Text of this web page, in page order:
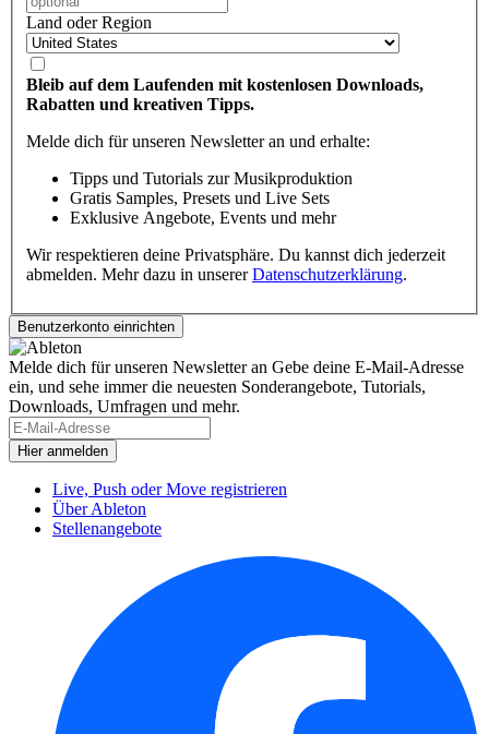
Land oder Region
Bleib auf dem Laufenden mit kostenlosen Downloads,
Rabatten und kreativen Tipps.
Melde dich für unseren Newsletter an und erhalte:
Tipps und Tutorials zur Musikproduktion
Gratis Samples, Presets und Live Sets
Exklusive Angebote, Events und mehr
Wir respektieren deine Privatsphäre. Du kannst dich jederzeit
abmelden. Mehr dazu in unsererDatenschutzerklärung.
Melde dich für unseren Newsletter an Gebe deine E-Mail-Adresse
ein, und sehe immer die neuesten Sonderangebote, Tutorials,
Downloads, Umfragen und mehr.
Live, Push oder Move registrieren
Über Ableton
Stellenangebote